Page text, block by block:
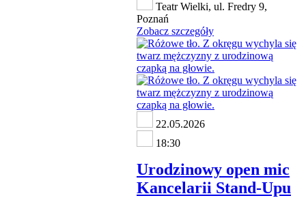
Teatr Wielki, ul. Fredry 9,
Poznań
Zobacz szczegóły
22.05.2026
18:30
Urodzinowy open mic
Kancelarii Stand-Upu